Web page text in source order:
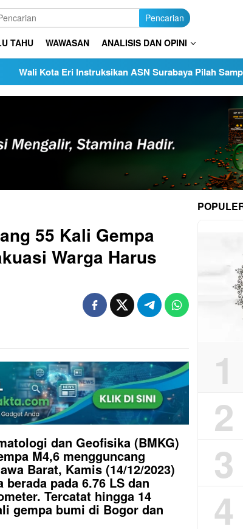
Pencarian
TAHU WAWASAN ANALISIS DAN OPINI
Kota Eri Instruksikan ASN Surabaya Pilah Sampah dari
55 Kali Gempa
Warga Harus
dan Geofisika (BMKG)
M4,6 mengguncang
Barat, Kamis (14/12/2023)
pada 6.76 LS dan
Tercatat hingga 14
gempa bumi di Bogor dan
1
2
3
4